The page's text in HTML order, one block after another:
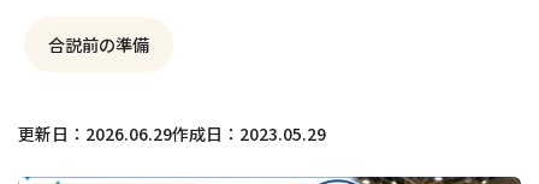
合説前の準備
更新日：2026.06.29作成日：2023.05.29